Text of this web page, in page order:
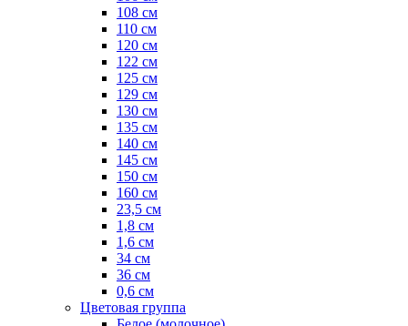
108 см
110 см
120 см
122 см
125 см
129 см
130 см
135 см
140 см
145 см
150 см
160 см
23,5 см
1,8 см
1,6 см
34 см
36 см
0,6 см
Цветовая группа